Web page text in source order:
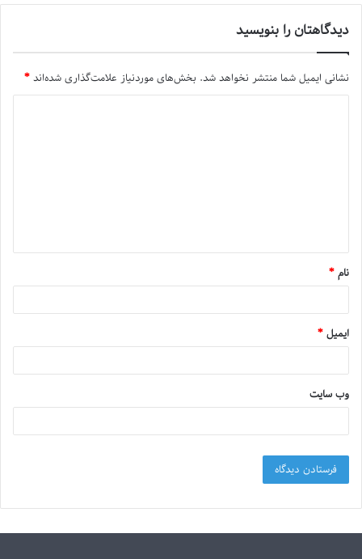
دیدگاهتان را بنویسید
نشانی ایمیل شما منتشر نخواهد شد. بخش‌های موردنیاز علامت‌گذاری شده‌اند*
نام*
ایمیل*
وب‌ سایت